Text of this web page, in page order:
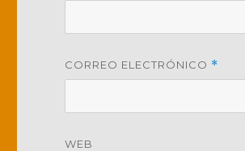
CORREO ELECTRÓNICO *
WEB